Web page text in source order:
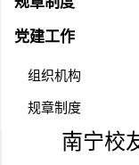
党建工作
组织机构
规章制度
南宁校